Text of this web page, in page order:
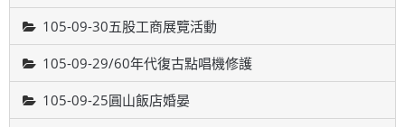
105-09-30五股工商展覽活動
105-09-29/60年代復古點唱機修護
105-09-25圓山飯店婚晏